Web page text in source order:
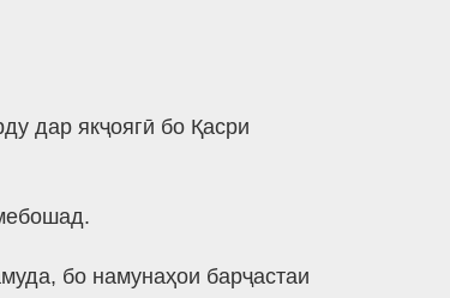
дар якҷоягӣ бо Қасри
бо намунаҳои барҷастаи